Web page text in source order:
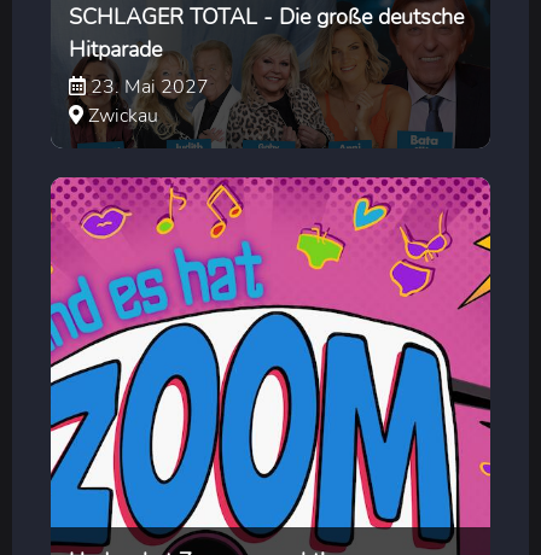
SCHLAGER TOTAL - Die große deutsche
Hitparade
23. Mai 2027
Zwickau